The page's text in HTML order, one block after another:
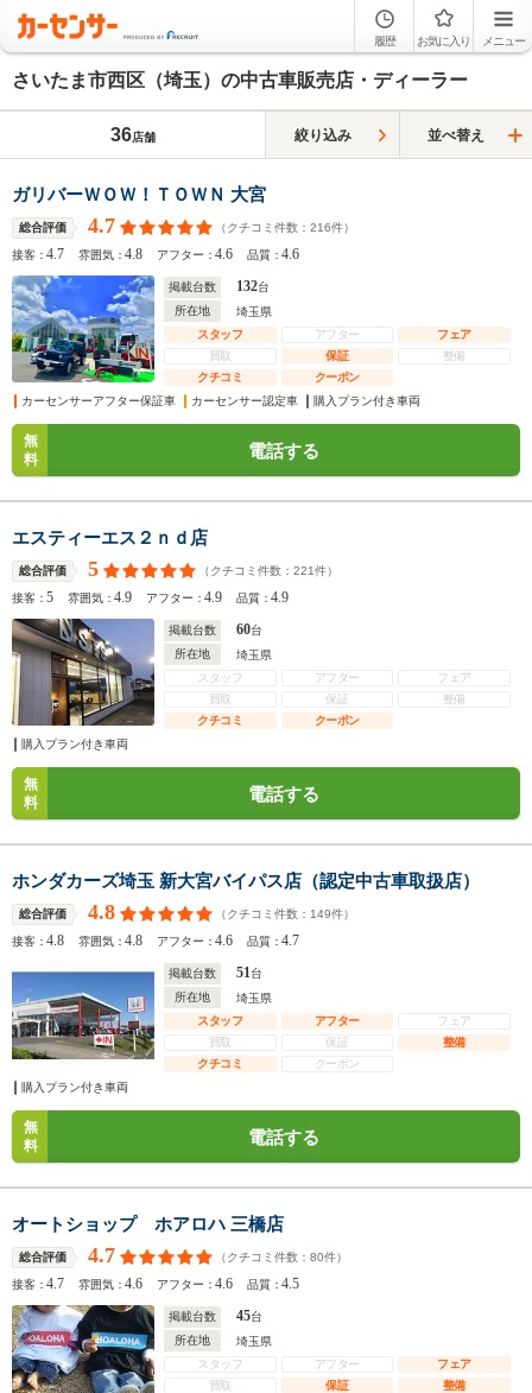
履歴 お気に入り メニュー
さいたま市西区（埼玉）の中古車販売店・ディーラー
36店舗 絞り込み 並べ替え
ガリバーＷＯＷ！ＴＯＷＮ 大宮
総合評価 4.7 （クチコミ件数： 216件）
接客：4.7 雰囲気：4.8 アフター：4.6 品質：4.6
掲載台数 132台
所在地
埼玉県
スタッフ
アフター
フェア
買取
保証
整備
クチコミ
クーポン
カーセンサーアフター保証車
カーセンサー認定車 購入プラン付き車両
無
料
電話する
エスティーエス２ｎｄ店
総合評価 5 （クチコミ件数： 221件）
接客：5 雰囲気：4.9 アフター：4.9 品質：4.9
掲載台数 60台
所在地
埼玉県
スタッフ
アフター
フェア
買取
保証
整備
クチコミ
クーポン
購入プラン付き車両
無
料
電話する
ホンダカーズ埼玉 新大宮バイパス店（認定中古車取扱店）
総合評価 4.8 （クチコミ件数： 149件）
接客：4.8 雰囲気：4.8 アフター：4.6 品質：4.7
掲載台数 51台
所在地
埼玉県
スタッフ
アフター
フェア
買取
保証
整備
クチコミ
クーポン
購入プラン付き車両
無
料
電話する
オートショップ ホアロハ 三橋店
総合評価 4.7 （クチコミ件数： 80件）
接客：4.7 雰囲気：4.6 アフター：4.6 品質：4.5
掲載台数 45台
所在地
埼玉県
スタッフ
アフター
フェア
買取
保証
整備